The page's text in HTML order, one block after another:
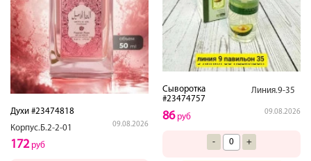
Духи #23474818
Корпус.Б.2-2-01
09.08.2026
172руб
Сыворотка
#23474757
Линия.9-35
09.08.2026
86руб
- +